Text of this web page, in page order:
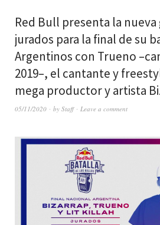
Red Bull presenta la
jurados para la final de su
Argentinos con Trueno
2019–, el cantante y
mega productor y artista
05/11/2020 by Staff Leave a comment